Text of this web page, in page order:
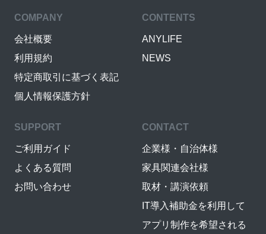
COMPANY
会社概要
利用規約
特定商取引に基づく表記
個人情報保護方針
CONTENTS
ANYLIFE
NEWS
SUPPORT
ご利用ガイド
よくある質問
お問い合わせ
CONTACT
企業様・自治体様
家具関連会社様
取材・講演依頼
IT導入補助金を利用して
アプリ制作を希望される